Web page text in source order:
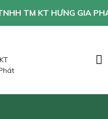
TM KT HƯNG GIA